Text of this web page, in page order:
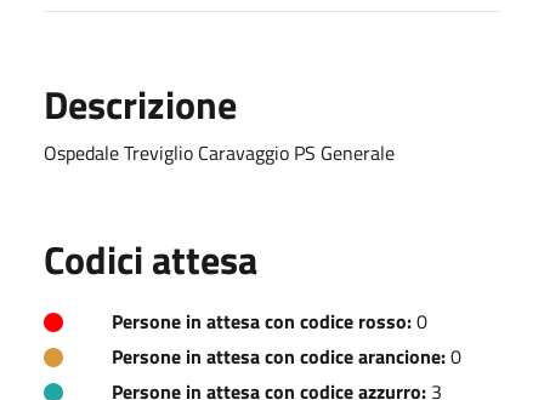
Descrizione
Ospedale Treviglio Caravaggio PS Generale
Codici attesa
Persone in attesa con codice rosso:0
Persone in attesa con codice arancione:0
Persone in attesa con codice azzurro: 3